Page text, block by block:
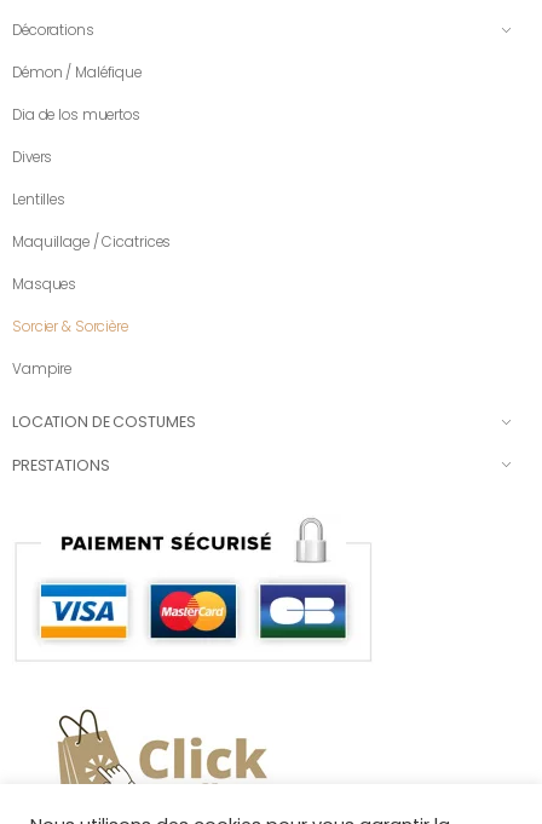
Décorations
Démon / Maléfique
Dia de los muertos
Divers
Lentilles
Maquillage / Cicatrices
Masques
Sorcier & Sorcière
Vampire
LOCATION DE COSTUMES
PRESTATIONS